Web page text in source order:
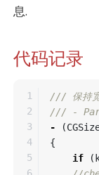
息.
代码记录
1
2
3
4
5
/// 保持宽
/// -
-
(
{
if
(